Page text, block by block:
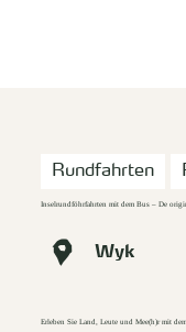
Rundfahrten
Inselrundföhrfahrten mit dem Bus – De
Wyk
Erleben Sie Land, Leute und Mee(h)r mit